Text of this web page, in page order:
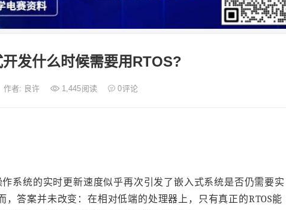
发什么时候需要用RTOS?
作者: 良许 1,445阅读 0评论
系统的实时更新速度似乎再次引发了嵌入式系统是否仍需要实
，答案并未改变：在相对低端的处理器上，只有真正的RTOS能